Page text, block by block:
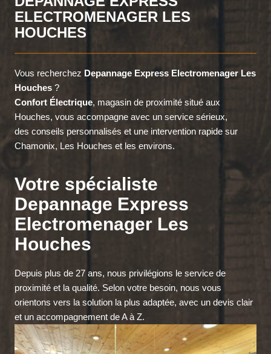
ELECTROMENAGER LES
HOUCHES
Vous recherchez Depannage Express Electromenager Les
Houches ?
Confort Électrique, magasin de proximité situé aux
Houches, vous accompagne avec un service sérieux,
des conseils personnalisés et une intervention rapide sur
Chamonix, Les Houches et les environs.
Votre spécialiste
Depannage Express
Electromenager Les
Houches
Depuis plus de 27 ans, nous privilégions le service de
proximité et la qualité. Selon votre besoin, nous vous
orientons vers la solution la plus adaptée, avec un devis clair
et un accompagnement de A à Z.